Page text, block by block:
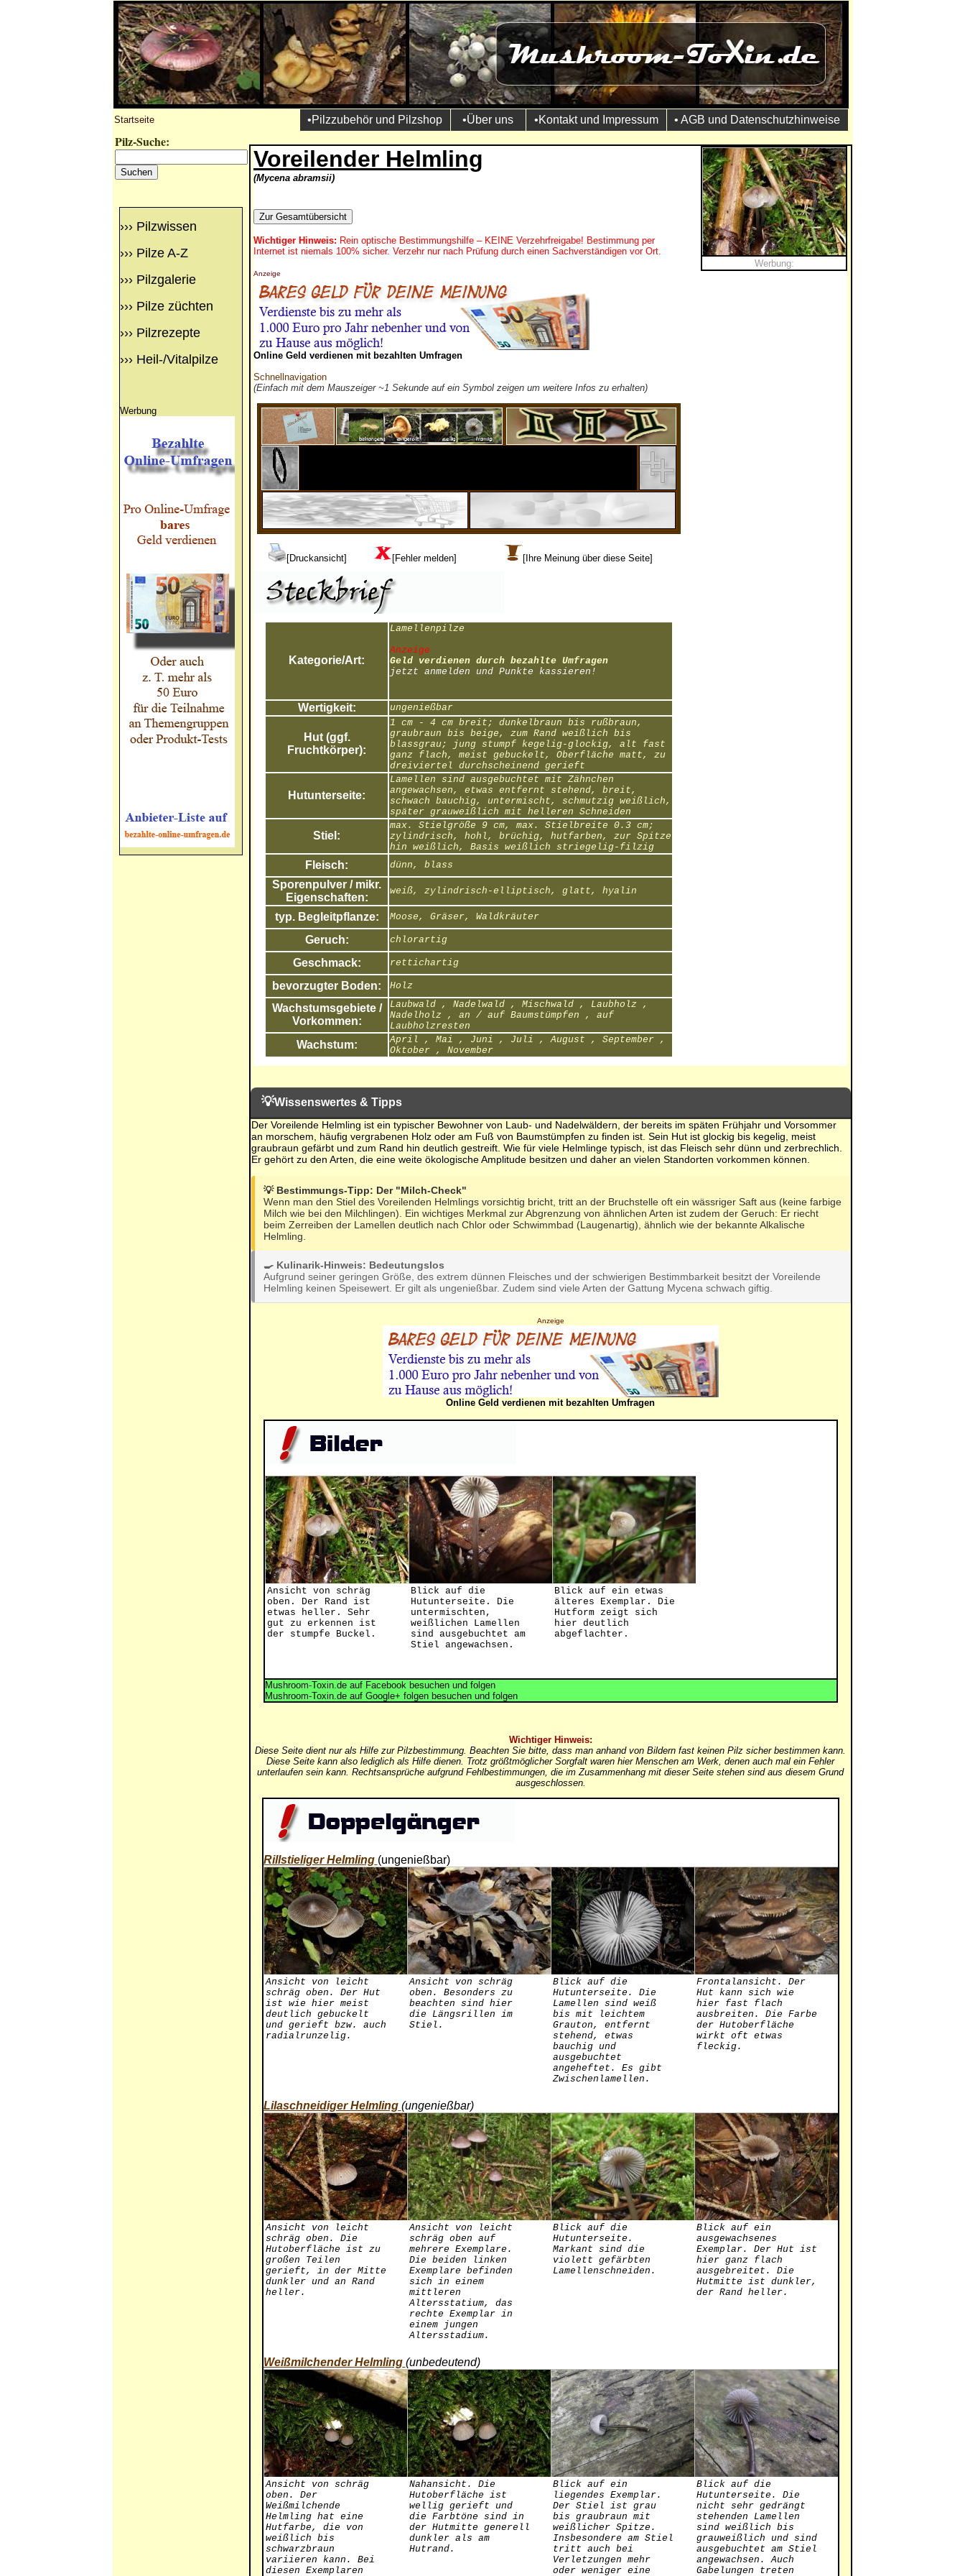
Startseite •Pilzzubehör und Pilzshop •Über uns •Kontakt und Impressum • AGB und Datenschutzhinweise
Pilz-Suche:
››› Pilzwissen
››› Pilze A-Z
››› Pilzgalerie
››› Pilze züchten
››› Pilzrezepte
››› Heil-/Vitalpilze
Werbung
Voreilender Helmling
(Mycena abramsii)
Wichtiger Hinweis: Rein optische Bestimmungshilfe – KEINE Verzehrfreigabe! Bestimmung per
Internet ist niemals 100% sicher. Verzehr nur nach Prüfung durch einen Sachverständigen vor Ort.
Anzeige
Online Geld verdienen mit bezahlten Umfragen
Schnellnavigation
(Einfach mit dem Mauszeiger ~1 Sekunde auf ein Symbol zeigen um weitere Infos zu erhalten)
[Druckansicht] [Fehler melden] [Ihre Meinung über diese Seite]
Kategorie/Art:
Lamellenpilze
Anzeige
Geld verdienen durch bezahlte Umfragen
jetzt anmelden und Punkte kassieren!
Wertigkeit: ungenießbar
Hut (ggf.
Fruchtkörper):
1 cm - 4 cm breit; dunkelbraun bis rußbraun,
graubraun bis beige, zum Rand weißlich bis
blassgrau; jung stumpf kegelig-glockig, alt fast
ganz flach, meist gebuckelt, Oberfläche matt, zu
dreiviertel durchscheinend gerieft
Hutunterseite:
Lamellen sind ausgebuchtet mit Zähnchen
angewachsen, etwas entfernt stehend, breit,
schwach bauchig, untermischt, schmutzig weißlich,
später grauweißlich mit helleren Schneiden
Stiel:
max. Stielgröße 9 cm, max. Stielbreite 0.3 cm;
zylindrisch, hohl, brüchig, hutfarben, zur Spitze
hin weißlich, Basis weißlich striegelig-filzig
Fleisch: dünn, blass
Sporenpulver / mikr.
Eigenschaften:
weiß, zylindrisch-elliptisch, glatt, hyalin
typ. Begleitpflanze: Moose, Gräser, Waldkräuter
Geruch: chlorartig
Geschmack: rettichartig
bevorzugter Boden: Holz
Wachstumsgebiete /
Vorkommen:
Laubwald , Nadelwald , Mischwald , Laubholz ,
Nadelholz , an / auf Baumstümpfen , auf
Laubholzresten
Wachstum:
April , Mai , Juni , Juli , August , September ,
Oktober , November
Werbung:
💡Wissenswertes & Tipps
Der Voreilende Helmling ist ein typischer Bewohner von Laub- und Nadelwäldern, der bereits im späten Frühjahr und Vorsommer
an morschem, häufig vergrabenen Holz oder am Fuß von Baumstümpfen zu finden ist. Sein Hut ist glockig bis kegelig, meist
graubraun gefärbt und zum Rand hin deutlich gestreift. Wie für viele Helmlinge typisch, ist das Fleisch sehr dünn und zerbrechlich.
Er gehört zu den Arten, die eine weite ökologische Amplitude besitzen und daher an vielen Standorten vorkommen können.
💡 Bestimmungs-Tipp: Der "Milch-Check"
Wenn man den Stiel des Voreilenden Helmlings vorsichtig bricht, tritt an der Bruchstelle oft ein wässriger Saft aus (keine farbige
Milch wie bei den Milchlingen). Ein wichtiges Merkmal zur Abgrenzung von ähnlichen Arten ist zudem der Geruch: Er riecht
beim Zerreiben der Lamellen deutlich nach Chlor oder Schwimmbad (Laugenartig), ähnlich wie der bekannte Alkalische
Helmling.
🍳 Kulinarik-Hinweis: Bedeutungslos
Aufgrund seiner geringen Größe, des extrem dünnen Fleisches und der schwierigen Bestimmbarkeit besitzt der Voreilende
Helmling keinen Speisewert. Er gilt als ungenießbar. Zudem sind viele Arten der Gattung Mycena schwach giftig.
Anzeige
Online Geld verdienen mit bezahlten Umfragen
Ansicht von schräg
oben. Der Rand ist
etwas heller. Sehr
gut zu erkennen ist
der stumpfe Buckel.
Blick auf die
Hutunterseite. Die
untermischten,
weißlichen Lamellen
sind ausgebuchtet am
Stiel angewachsen.
Blick auf ein etwas
älteres Exemplar. Die
Hutform zeigt sich
hier deutlich
abgeflachter.
Mushroom-Toxin.de auf Facebook besuchen und folgen
Mushroom-Toxin.de auf Google+ folgen besuchen und folgen
Wichtiger Hinweis:
Diese Seite dient nur als Hilfe zur Pilzbestimmung. Beachten Sie bitte, dass man anhand von Bildern fast keinen Pilz sicher bestimmen kann.
Diese Seite kann also lediglich als Hilfe dienen. Trotz größtmöglicher Sorgfalt waren hier Menschen am Werk, denen auch mal ein Fehler
unterlaufen sein kann. Rechtsansprüche aufgrund Fehlbestimmungen, die im Zusammenhang mit dieser Seite stehen sind aus diesem Grund
ausgeschlossen.
Rillstieliger Helmling (ungenießbar)
Ansicht von leicht
schräg oben. Der Hut
ist wie hier meist
deutlich gebuckelt
und gerieft bzw. auch
radialrunzelig.
Ansicht von schräg
oben. Besonders zu
beachten sind hier
die Längsrillen im
Stiel.
Blick auf die
Hutunterseite. Die
Lamellen sind weiß
bis mit leichtem
Grauton, entfernt
stehend, etwas
bauchig und
ausgebuchtet
angeheftet. Es gibt
Zwischenlamellen.
Frontalansicht. Der
Hut kann sich wie
hier fast flach
ausbreiten. Die Farbe
der Hutoberfläche
wirkt oft etwas
fleckig.
Lilaschneidiger Helmling (ungenießbar)
Ansicht von leicht
schräg oben. Die
Hutoberfläche ist zu
großen Teilen
gerieft, in der Mitte
dunkler und an Rand
heller.
Ansicht von leicht
schräg oben auf
mehrere Exemplare.
Die beiden linken
Exemplare befinden
sich in einem
mittleren
Altersstatium, das
rechte Exemplar in
einem jungen
Altersstadium.
Blick auf die
Hutunterseite.
Markant sind die
violett gefärbten
Lamellenschneiden.
Blick auf ein
ausgewachsenes
Exemplar. Der Hut ist
hier ganz flach
ausgebreitet. Die
Hutmitte ist dunkler,
der Rand heller.
Weißmilchender Helmling (unbedeutend)
Ansicht von schräg
oben. Der
Weißmilchende
Helmling hat eine
Hutfarbe, die von
weißlich bis
schwarzbraun
variieren kann. Bei
diesen Exemplaren
Nahansicht. Die
Hutoberfläche ist
wellig gerieft und
die Farbtöne sind in
der Hutmitte generell
dunkler als am
Hutrand.
Blick auf ein
liegendes Exemplar.
Der Stiel ist grau
bis graubraun mit
weißlicher Spitze.
Insbesondere am Stiel
tritt auch bei
Verletzungen mehr
oder weniger eine
Blick auf die
Hutunterseite. Die
nicht sehr gedrängt
stehenden Lamellen
sind weißlich bis
grauweißlich und sind
ausgebuchtet am Stiel
angewachsen. Auch
Gabelungen treten